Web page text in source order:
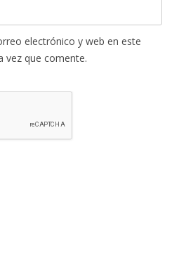
electrónico y web en este
vez que comente.